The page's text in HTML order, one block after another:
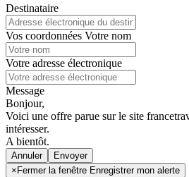
Destinataire
Vos coordonnées Votre nom
Votre adresse électronique
Message
Bonjour,
Voici une offre parue sur le site
intéresser.
A bientôt.
Annuler
× Fermer la fenêtre Enregistrer mon alerte